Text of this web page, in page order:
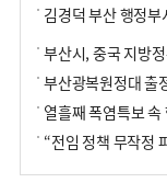
부산시, 중국 지방
부산광복원정대 출